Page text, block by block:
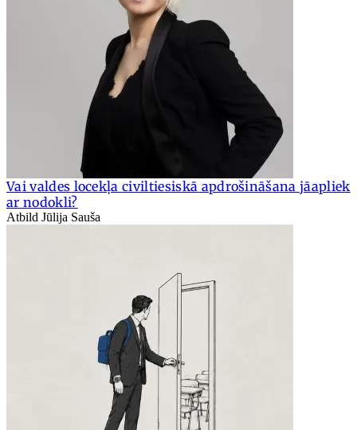
Vai valdes locekļa civiltiesiskā apdrošināšana jāapliek
ar nodokli?
Atbild Jūlija Sauša